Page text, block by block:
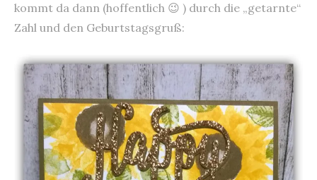
kommt da dann (hoffentlich 😉 ) durch die „getarnte“
Zahl und den Geburtstagsgruß: